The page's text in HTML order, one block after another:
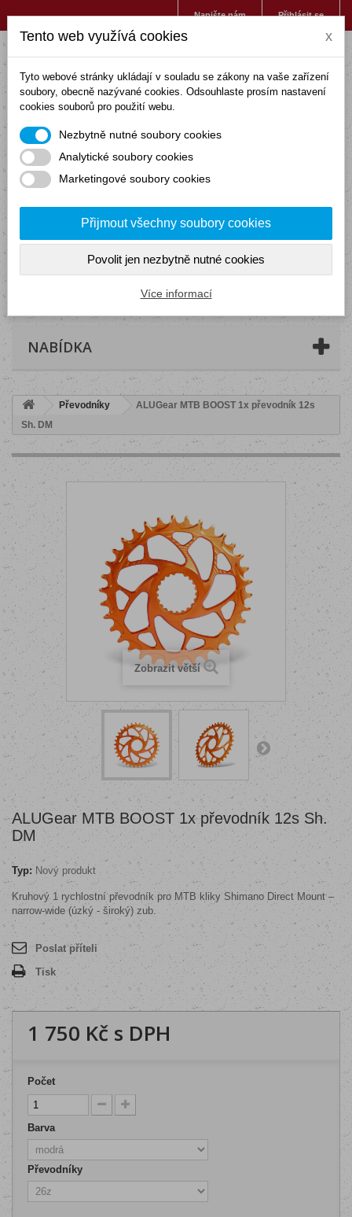
Přihlásit se
Napište nám
(prázdný)
NABÍDKA
Převodníky
ALUGear MTB BOOST 1x převodník 12s
Sh. DM
Zobrazit větší
ALUGear MTB BOOST 1x převodník 12s Sh.
DM
Typ: Nový produkt
Kruhový 1 rychlostní převodník pro MTB kliky Shimano Direct Mount –
narrow-wide (úzký - široký) zub.
Poslat příteli
Tisk
1 750 Kč s DPH
Počet
Barva
Převodníky
Tento web využívá cookies x
Tyto webové stránky ukládají v souladu se zákony na vaše zařízení
soubory, obecně nazývané cookies. Odsouhlaste prosím nastavení
cookies souborů pro použití webu.
Nezbytně nutné soubory cookies
Analytické soubory cookies
Marketingové soubory cookies
Přijmout všechny soubory cookies
Povolit jen nezbytně nutné cookies
Více informací